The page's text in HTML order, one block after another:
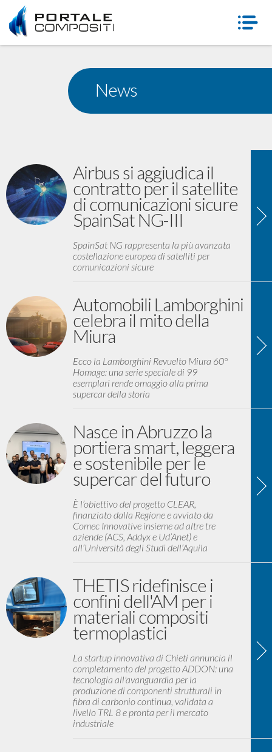
News
Airbus si aggiudica il
contratto per il satellite
di comunicazioni sicure
SpainSat NG-III
SpainSat NG rappresenta la più avanzata
costellazione europea di satelliti per
comunicazioni sicure
Automobili Lamborghini
celebra il mito della
Miura
Ecco la Lamborghini Revuelto Miura 60°
Homage: una serie speciale di 99
esemplari rende omaggio alla prima
supercar della storia
Nasce in Abruzzo la
portiera smart, leggera
e sostenibile per le
supercar del futuro
È l’obiettivo del progetto CLEAR,
finanziato dalla Regione e avviato da
Comec Innovative insieme ad altre tre
aziende (ACS, Addyx e Ud’Anet) e
all’Università degli Studi dell’Aquila
THETIS ridefinisce i
confini dell'AM per i
materiali compositi
termoplastici
La startup innovativa di Chieti annuncia il
completamento del progetto ADDON: una
tecnologia all'avanguardia per la
produzione di componenti strutturali in
fibra di carbonio continua, validata a
livello TRL 8 e pronta per il mercato
industriale